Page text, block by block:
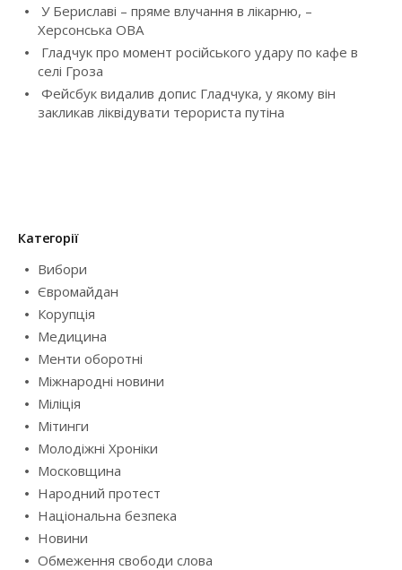
n
У Бериславі – пряме влучання в лікарню, –
Херсонська ОВА
Гладчук про момент російського удару по кафе в
селі Гроза
Фейсбук видалив допис Гладчука, у якому він
закликав ліквідувати терориста путіна
Категорії
Вибори
Євромайдан
Корупція
Медицина
Менти оборотні
Міжнародні новини
Міліція
Мітинги
Молодіжні Хроніки
Московщина
Народний протест
Національна безпека
Новини
Обмеження свободи слова